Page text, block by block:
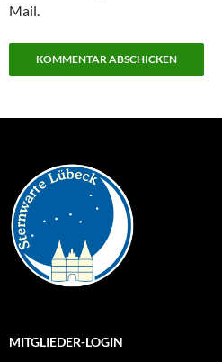
Mail.
MITGLIEDER-LOGIN